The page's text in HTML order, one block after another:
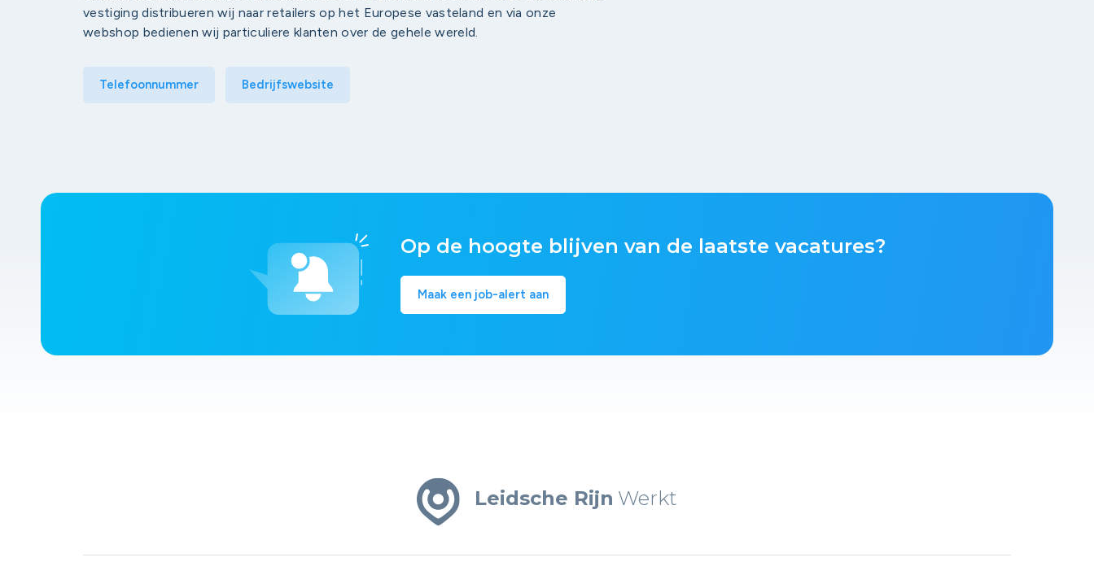
vestiging distribueren wij naar retailers op het Europese vasteland en via onze
webshop bedienen wij particuliere klanten over de gehele wereld.
Telefoonnummer Bedrijfswebsite
Op de hoogte blijven van de laatste vacatures?
Maak een job-alert aan
Leidsche Rijn Werkt